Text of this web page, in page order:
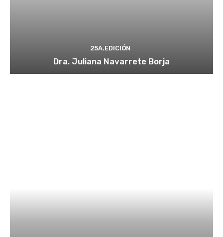
25A.EDICIÓN
Dra. Juliana Navarrete Borja